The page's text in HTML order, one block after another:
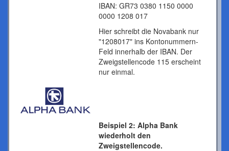
IBAN: GR73 0380 1150 0000
0000 1208 017
Hier schreibt die Novabank nur
"1208017" ins Kontonummern-
Feld innerhalb der IBAN. Der
Zweigstellencode 115 erscheint
nur einmal.
Beispiel 2: Alpha Bank
wiederholt den
Zweigstellencode.